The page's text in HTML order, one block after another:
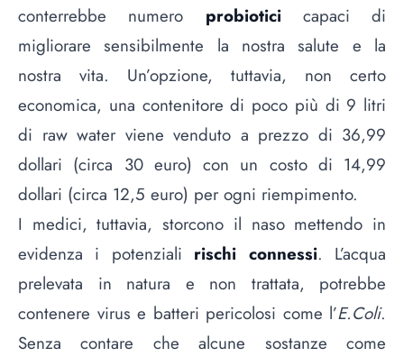
conterrebbe numero probioticicapaci di
migliorare sensibilmente la nostra salute e la
nostra vita. Un’opzione, tuttavia, non certo
economica, una contenitore di poco più di 9 litri
di raw water viene venduto a prezzo di 36,99
dollari (circa 30 euro) con un costo di 14,99
dollari (circa 12,5 euro) per ogni riempimento.
I medici, tuttavia, storcono il naso mettendo in
evidenza i potenziali rischi connessi. L’acqua
prelevata in natura e non trattata, potrebbe
contenere virus e batteri pericolosi come l’E.Coli.
Senza contare che alcune sostanze come